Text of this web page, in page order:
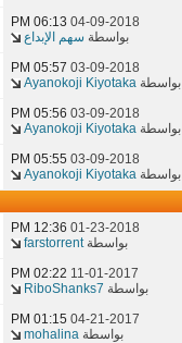
04-09-2018
06:13 PM
بواسطة سهم الإبداع
03-09-2018
05:57 PM
بواسطة Ayanokoji Kiyotaka
03-09-2018
05:56 PM
بواسطة Ayanokoji Kiyotaka
03-09-2018
05:55 PM
بواسطة Ayanokoji Kiyotaka
01-23-2018
12:36 PM
بواسطةfarstorrent
11-01-2017
02:22 PM
بواسطة RiboShanks7
04-21-2017
01:15 PM
بواسطة mohalina